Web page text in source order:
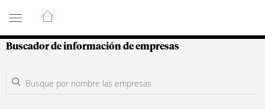
Guía de Empresas Colombianas
Buscador de información de empresas